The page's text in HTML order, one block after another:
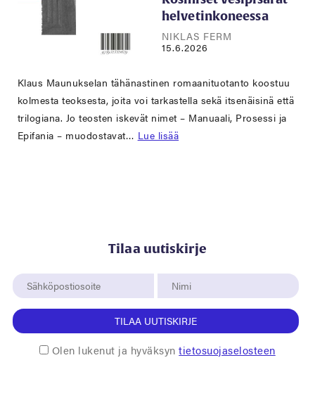
helvetinkoneessa
NIKLAS FERM
15.6.2026
Klaus Maunukselan tähänastinen romaanituotanto koostuu
kolmesta teoksesta, joita voi tarkastella sekä itsenäisinä että
trilogiana. Jo teosten iskevät nimet – Manuaali, Prosessi ja
Epifania – muodostavat… Lue lisää
Tilaa uutiskirje
TILAA UUTISKIRJE
Olen lukenut ja hyväksyntietosuojaselosteen